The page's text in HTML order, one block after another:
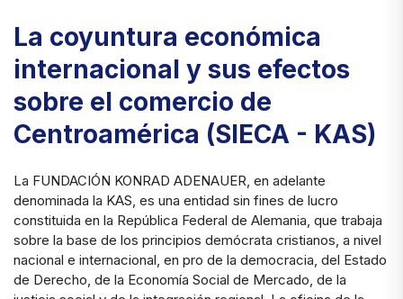
La coyuntura económica
internacional y sus efectos
sobre el comercio de
Centroamérica (SIECA - KAS)
La FUNDACIÓN KONRAD ADENAUER, en adelante
denominada la KAS, es una entidad sin fines de lucro
constituida en la República Federal de Alemania, que trabaja
sobre la base de los principios demócrata cristianos, a nivel
nacional e internacional, en pro de la democracia, del Estado
de Derecho, de la Economía Social de Mercado, de la